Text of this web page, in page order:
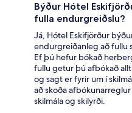
Býður Hótel
fulla endurgreiðslu?
Já, Hótel Eskifjörður
endurgreiðanleg að fullu
Ef þú hefur bókað
fullu getur þú afbókað
og sagt er fyrir um í
að skoða
skilmála og skilyrði.